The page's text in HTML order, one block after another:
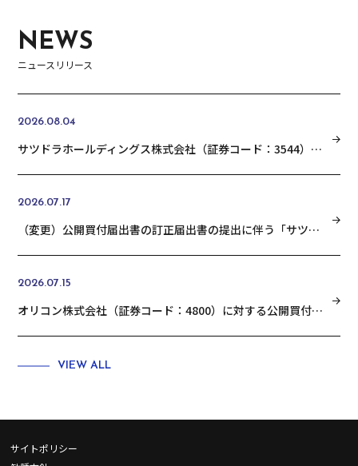
NEWS
ニュースリリース
2026.08.04
サツドラホールディングス株式会社（証券コード：3544）の普通株式に対する公開買付けの結果に関するお知らせ
2026.07.17
（変更）公開買付届出書の訂正届出書の提出に伴う「サツドラホールディングス株式会社 （証券コード：3544）の普通株式に対する公開買付けの開始に関するお知らせ」の変更に関するお知らせ
2026.07.15
オリコン株式会社（証券コード：4800）に対する公開買付けの結果に関するお知らせ
VIEW ALL
サイトポリシー